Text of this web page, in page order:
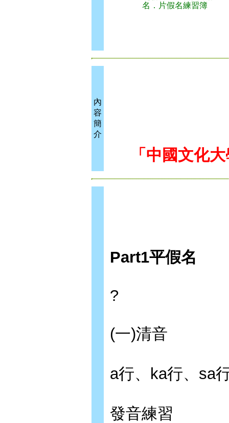
名．片假名練習簿
內
容
簡
介
「中國文化
Part1平假名
?
(一)清音
a行、ka行、sa
發音練習